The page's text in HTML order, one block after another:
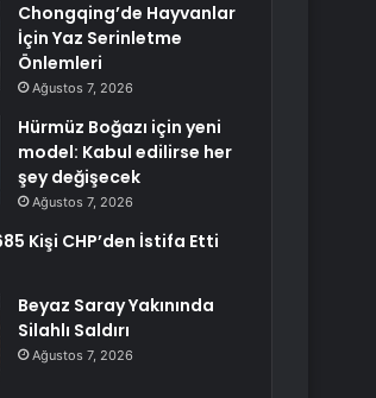
Chongqing’de Hayvanlar
İçin Yaz Serinletme
Önlemleri
Ağustos 7, 2026
Hürmüz Boğazı için yeni
model: Kabul edilirse her
şey değişecek
Ağustos 7, 2026
Kişi CHP’den İstifa Etti
Beyaz Saray Yakınında
Silahlı Saldırı
Ağustos 7, 2026